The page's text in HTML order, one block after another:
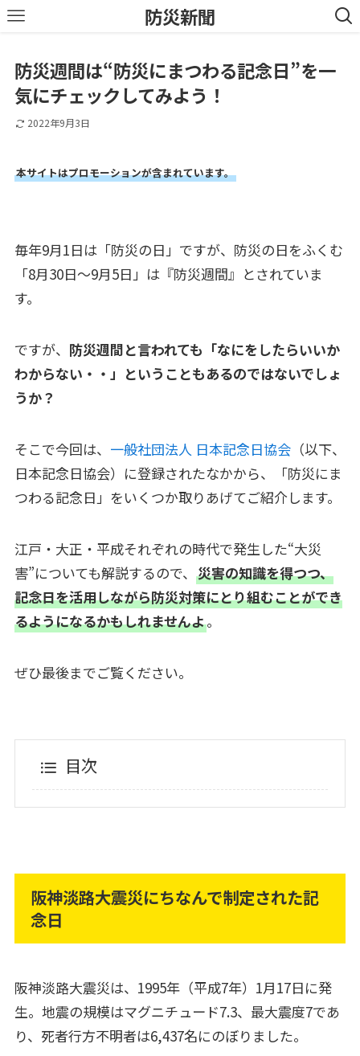
防災新聞
防災週間は“防災にまつわる記念日”を一
気にチェックしてみよう！
2022年9月3日
本サイトはプロモーションが含まれています。
毎年9月1日は「防災の日」ですが、防災の日をふくむ
「8月30日～9月5日」は『防災週間』とされていま
す。
ですが、 防災週間と言われても「なにをしたらいいか
わからない・・」ということもあるのではないでしょ
うか？
そこで今回は、 一般社団法人 日本記念日協会（以下、
日本記念日協会）に登録されたなかから、「防災にま
つわる記念日」をいくつか取りあげてご紹介します。
江戸・大正・平成それぞれの時代で発生した“大災
害”についても解説するので、 災害の知識を得つつ、
記念日を活用しながら防災対策にとり組むことができ
るようになるかもしれませんよ。
ぜひ最後までご覧ください。
目次
阪神淡路大震災にちなんで制定された記
念日
阪神淡路大震災は、1995年（平成7年）1月17日に発
生。地震の規模はマグニチュード7.3、最大震度7であ
り、死者行方不明者は6,437名にのぼりました。